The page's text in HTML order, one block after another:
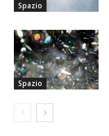
Spazio
Spazio